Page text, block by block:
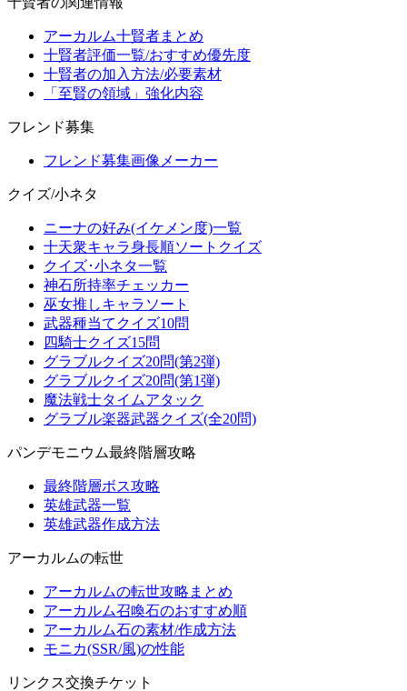
アーカルム十賢者まとめ
十賢者評価一覧/おすすめ優先度
十賢者の加入方法/必要素材
「至賢の領域」強化内容
フレンド募集
フレンド募集画像メーカー
クイズ/小ネタ
ニーナの好み(イケメン度)一覧
十天衆キャラ身長順ソートクイズ
クイズ･小ネタ一覧
神石所持率チェッカー
巫女推しキャラソート
武器種当てクイズ10問
四騎士クイズ15問
グラブルクイズ20問(第2弾)
グラブルクイズ20問(第1弾)
魔法戦士タイムアタック
グラブル楽器武器クイズ(全20問)
パンデモニウム最終階層攻略
最終階層ボス攻略
英雄武器一覧
英雄武器作成方法
アーカルムの転世
アーカルムの転世攻略まとめ
アーカルム召喚石のおすすめ順
アーカルム石の素材/作成方法
モニカ(SSR/風)の性能
リンクス交換チケット